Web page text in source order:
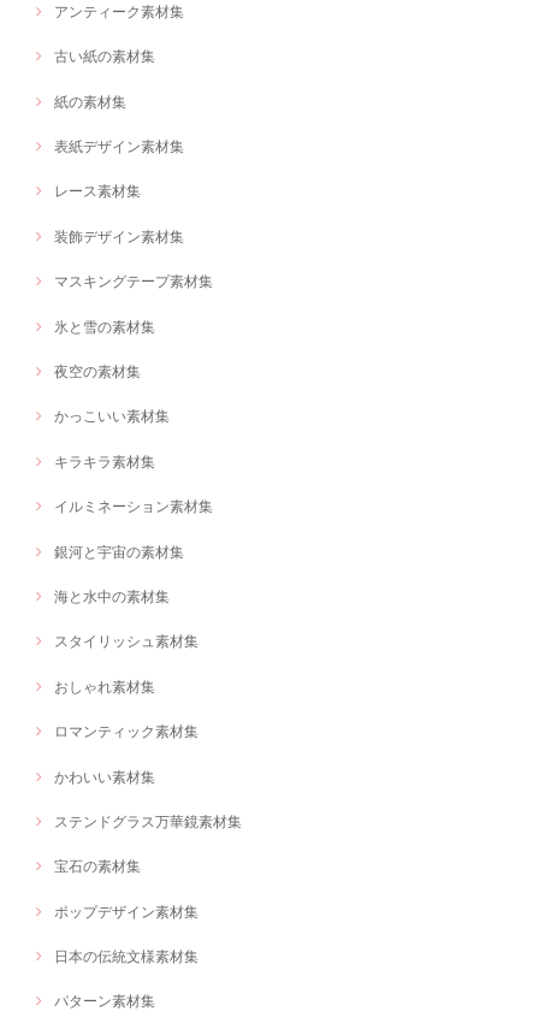
アンティーク素材集
古い紙の素材集
紙の素材集
表紙デザイン素材集
レース素材集
装飾デザイン素材集
マスキングテープ素材集
氷と雪の素材集
夜空の素材集
かっこいい素材集
キラキラ素材集
イルミネーション素材集
銀河と宇宙の素材集
海と水中の素材集
スタイリッシュ素材集
おしゃれ素材集
ロマンティック素材集
かわいい素材集
ステンドグラス万華鏡素材集
宝石の素材集
ポップデザイン素材集
日本の伝統文様素材集
パターン素材集